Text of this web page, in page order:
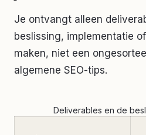
Je ontvangt alleen
beslissing, implementatie
maken, niet een
algemene SEO-tips.
Deliverables en de